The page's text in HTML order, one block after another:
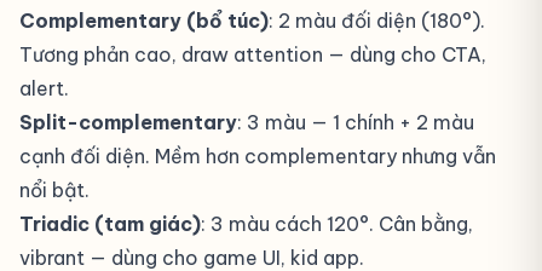
Complementary (bổ túc): 2 màu đối diện (180°).
Tương phản cao, draw attention — dùng cho CTA,
alert.
Split-complementary: 3 màu — 1 chính + 2 màu
cạnh đối diện. Mềm hơn complementary nhưng vẫn
nổi bật.
Triadic (tam giác): 3 màu cách 120°. Cân bằng,
vibrant — dùng cho game UI, kid app.